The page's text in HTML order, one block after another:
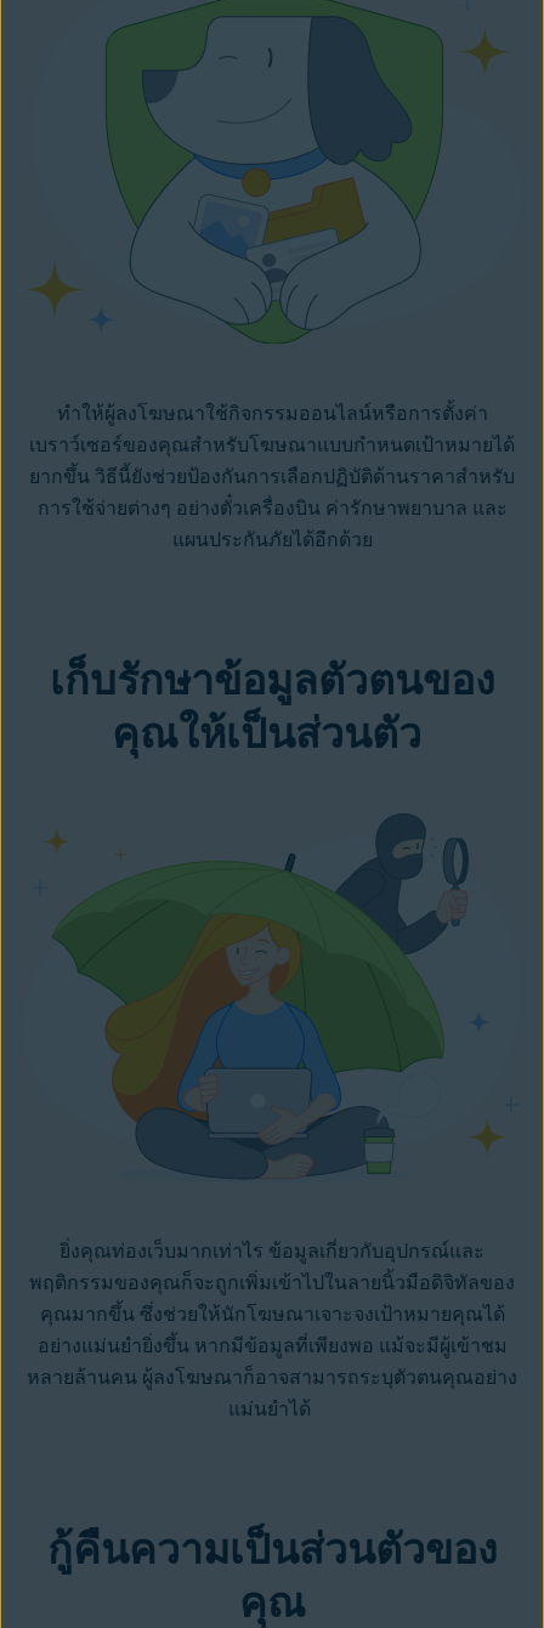
ทำให้ผู้ลงโฆษณาใช้กิจกรรมออนไลน์หรือการตั้งค่า
เบราว์เซอร์ของคุณสำหรับโฆษณาแบบกำหนดเป้าหมายได้
ยากขึ้น วิธีนี้ยังช่วยป้องกันการเลือกปฏิบัติด้านราคาสำหรับ
การใช้จ่ายต่างๆ อย่างตั๋วเครื่องบิน ค่ารักษาพยาบาล และ
แผนประกันภัยได้อีกด้วย
เก็บรักษาข้อมูลตัวตนของ
คุณให้เป็นส่วนตัว
ยิ่งคุณท่องเว็บมากเท่าไร ข้อมูลเกี่ยวกับอุปกรณ์และ
พฤติกรรมของคุณก็จะถูกเพิ่มเข้าไปในลายนิ้วมือดิจิทัลของ
คุณมากขึ้น ซึ่งช่วยให้นักโฆษณาเจาะจงเป้าหมายคุณได้
อย่างแม่นยำยิ่งขึ้น หากมีข้อมูลที่เพียงพอ แม้จะมีผู้เข้าชม
หลายล้านคน ผู้ลงโฆษณาก็อาจสามารถระบุตัวตนคุณอย่าง
แม่นยำได้
กู้คืนความเป็นส่วนตัวของ
คุณ